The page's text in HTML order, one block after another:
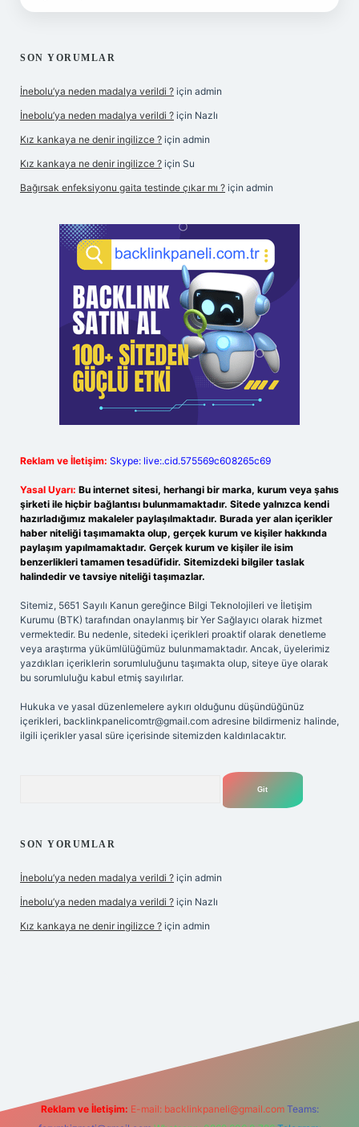
SON YORUMLAR
İnebolu’ya neden madalya verildi ? için admin
İnebolu’ya neden madalya verildi ? için Nazlı
Kız kankaya ne denir ingilizce ? için admin
Kız kankaya ne denir ingilizce ? için Su
Bağırsak enfeksiyonu gaita testinde çıkar mı ? için admin
Reklam ve İletişim: Skype: live:.cid.575569c608265c69
Yasal Uyarı: Bu internet sitesi, herhangi bir marka, kurum veya şahıs
şirketi ile hiçbir bağlantısı bulunmamaktadır. Sitede yalnızca kendi
hazırladığımız makaleler paylaşılmaktadır. Burada yer alan içerikler
haber niteliği taşımamakta olup, gerçek kurum ve kişiler hakkında
paylaşım yapılmamaktadır. Gerçek kurum ve kişiler ile isim
benzerlikleri tamamen tesadüfidir. Sitemizdeki bilgiler taslak
halindedir ve tavsiye niteliği taşımazlar.
Sitemiz, 5651 Sayılı Kanun gereğince Bilgi Teknolojileri ve İletişim
Kurumu (BTK) tarafından onaylanmış bir Yer Sağlayıcı olarak hizmet
vermektedir. Bu nedenle, sitedeki içerikleri proaktif olarak denetleme
veya araştırma yükümlülüğümüz bulunmamaktadır. Ancak, üyelerimiz
yazdıkları içeriklerin sorumluluğunu taşımakta olup, siteye üye olarak
bu sorumluluğu kabul etmiş sayılırlar.
Hukuka ve yasal düzenlemelere aykırı olduğunu düşündüğünüz
içerikleri, backlinkpanelicomtr@gmail.com adresine bildirmeniz halinde,
ilgili içerikler yasal süre içerisinde sitemizden kaldırılacaktır.
SON YORUMLAR
İnebolu’ya neden madalya verildi ? için admin
İnebolu’ya neden madalya verildi ? için Nazlı
Kız kankaya ne denir ingilizce ? için admin
Reklam ve İletişim: E-mail: backlinkpaneli@gmail.com Teams: